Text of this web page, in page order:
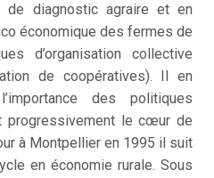
de diagnostic agraire et en
économique des fermes de
d’organisation collective
de coopératives). Il en
des politiques
progressivement le cœur de
à Montpellier en 1995 il suit
en économie rurale. Sous